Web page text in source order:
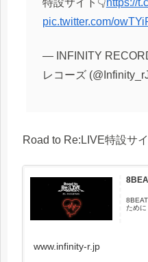
特設サイト👇https://
pic.twitter.com/
— INFINITY
レコーズ
Road to Re:LIVE特設サ
ために
www.infinity-r.jp